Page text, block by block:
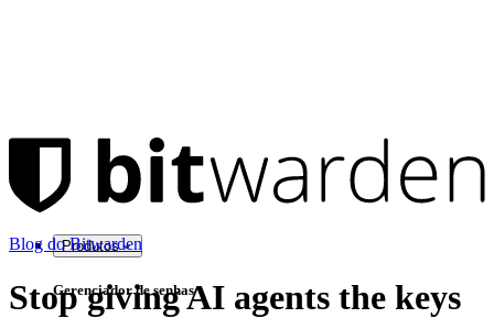
Produtos
Gerenciador de senhas
Blog do Bitwarden
Stop giving AI agents the keys